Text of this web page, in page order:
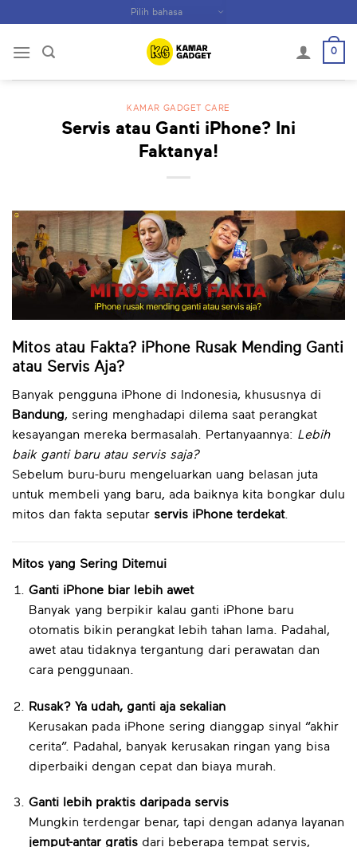
content
0
KAMAR GADGET CARE
Servis atau Ganti iPhone? Ini
Faktanya!
Mitos atau Fakta? iPhone Rusak Mending Ganti
atau Servis Aja?
Banyak pengguna iPhone di Indonesia, khususnya di
Bandung, sering menghadapi dilema saat perangkat
kesayangan mereka bermasalah. Pertanyaannya: Lebih
baik ganti baru atau servis saja?
Sebelum buru-buru mengeluarkan uang belasan juta
untuk membeli yang baru, ada baiknya kita bongkar dulu
mitos dan fakta seputar servis iPhone terdekat.
Mitos yang Sering Ditemui
Ganti iPhone biar lebih awet
Banyak yang berpikir kalau ganti iPhone baru
otomatis bikin perangkat lebih tahan lama. Padahal,
awet atau tidaknya tergantung dari perawatan dan
cara penggunaan.
Rusak? Ya udah, ganti aja sekalian
Kerusakan pada iPhone sering dianggap sinyal “akhir
cerita”. Padahal, banyak kerusakan ringan yang bisa
diperbaiki dengan cepat dan biaya murah.
Ganti lebih praktis daripada servis
Mungkin terdengar benar, tapi dengan adanya layanan
jemput-antar gratisdari beberapa tempat servis,